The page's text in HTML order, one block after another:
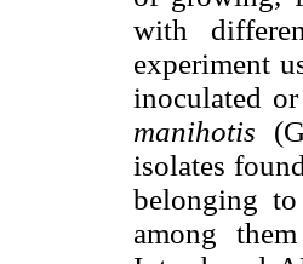
with
experiment
inoculated
manihotis
isolates
belonging
among